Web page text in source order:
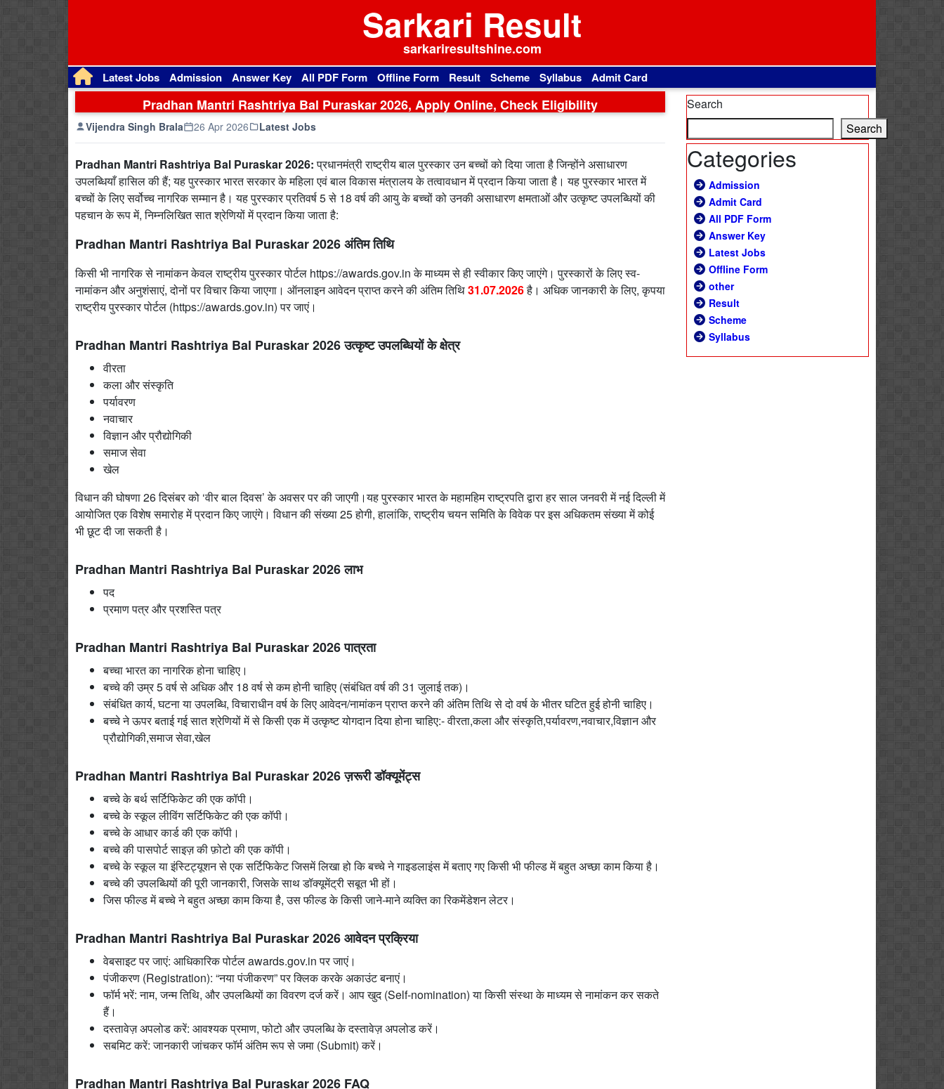
Sarkari Result
sarkariresultshine.com
Latest Jobs Admission Answer Key All PDF Form Offline Form Result Scheme Syllabus Admit Card
Pradhan Mantri Rashtriya Bal Puraskar 2026, Apply Online, Check Eligibility
Vijendra Singh Brala 26 Apr 2026 Latest Jobs
Pradhan Mantri Rashtriya Bal Puraskar 2026:प्रधानमंत्री राष्ट्रीय बाल पुरस्कार उन बच्चों को दिया जाता है जिन्होंने असाधारण
उपलब्धियाँ हासिल की हैं; यह पुरस्कार भारत सरकार के महिला एवं बाल विकास मंत्रालय के तत्वावधान में प्रदान किया जाता है। यह पुरस्कार भारत में
बच्चों के लिए सर्वोच्च नागरिक सम्मान है। यह पुरस्कार प्रतिवर्ष 5 से 18 वर्ष की आयु के बच्चों को उनकी असाधारण क्षमताओं और उत्कृष्ट उपलब्धियों की
पहचान के रूप में, निम्नलिखित सात श्रेणियों में प्रदान किया जाता है:
Pradhan Mantri Rashtriya Bal Puraskar 2026 अंतिम तिथि
किसी भी नागरिक से नामांकन केवल राष्ट्रीय पुरस्कार पोर्टल https://awards.gov.in के माध्यम से ही स्वीकार किए जाएंगे। पुरस्कारों के लिए स्व-
नामांकन और अनुशंसाएं, दोनों पर विचार किया जाएगा। ऑनलाइन आवेदन प्राप्त करने की अंतिम तिथि31.07.2026है। अधिक जानकारी के लिए, कृपया
राष्ट्रीय पुरस्कार पोर्टल (https://awards.gov.in) पर जाएं।
Pradhan Mantri Rashtriya Bal Puraskar 2026 उत्कृष्ट उपलब्धियों के क्षेत्र
वीरता
कला और संस्कृति
पर्यावरण
नवाचार
विज्ञान और प्रौद्योगिकी
समाज सेवा
खेल
विधान की घोषणा 26 दिसंबर को ‘वीर बाल दिवस’ के अवसर पर की जाएगी।यह पुरस्कार भारत के महामहिम राष्ट्रपति द्वारा हर साल जनवरी में नई दिल्ली में
आयोजित एक विशेष समारोह में प्रदान किए जाएंगे। विधान की संख्या 25 होगी, हालांकि, राष्ट्रीय चयन समिति के विवेक पर इस अधिकतम संख्या में कोई
भी छूट दी जा सकती है।
Pradhan Mantri Rashtriya Bal Puraskar 2026 लाभ
पद
प्रमाण पत्र और प्रशस्ति पत्र
Pradhan Mantri Rashtriya Bal Puraskar 2026 पात्रता
बच्चा भारत का नागरिक होना चाहिए।
बच्चे की उम्र 5 वर्ष से अधिक और 18 वर्ष से कम होनी चाहिए (संबंधित वर्ष की 31 जुलाई तक)।
संबंधित कार्य, घटना या उपलब्धि, विचाराधीन वर्ष के लिए आवेदन/नामांकन प्राप्त करने की अंतिम तिथि से दो वर्ष के भीतर घटित हुई होनी चाहिए।
बच्चे ने ऊपर बताई गई सात श्रेणियों में से किसी एक में उत्कृष्ट योगदान दिया होना चाहिए:- वीरता,कला और संस्कृति,पर्यावरण,नवाचार,विज्ञान और
प्रौद्योगिकी,समाज सेवा,खेल
Pradhan Mantri Rashtriya Bal Puraskar 2026 ज़रूरी डॉक्यूमेंट्स
बच्चे के बर्थ सर्टिफिकेट की एक कॉपी।
बच्चे के स्कूल लीविंग सर्टिफिकेट की एक कॉपी।
बच्चे के आधार कार्ड की एक कॉपी।
बच्चे की पासपोर्ट साइज़ की फ़ोटो की एक कॉपी।
बच्चे के स्कूल या इंस्टिट्यूशन से एक सर्टिफिकेट जिसमें लिखा हो कि बच्चे ने गाइडलाइंस में बताए गए किसी भी फील्ड में बहुत अच्छा काम किया है।
बच्चे की उपलब्धियों की पूरी जानकारी, जिसके साथ डॉक्यूमेंट्री सबूत भी हों।
जिस फील्ड में बच्चे ने बहुत अच्छा काम किया है, उस फील्ड के किसी जाने-माने व्यक्ति का रिकमेंडेशन लेटर।
Pradhan Mantri Rashtriya Bal Puraskar 2026 आवेदन प्रक्रिया
वेबसाइट पर जाएं: आधिकारिक पोर्टल awards.gov.in पर जाएं।
पंजीकरण (Registration): “नया पंजीकरण” पर क्लिक करके अकाउंट बनाएं।
फॉर्म भरें: नाम, जन्म तिथि, और उपलब्धियों का विवरण दर्ज करें। आप खुद (Self-nomination) या किसी संस्था के माध्यम से नामांकन कर सकते
हैं।
दस्तावेज़ अपलोड करें: आवश्यक प्रमाण, फोटो और उपलब्धि के दस्तावेज़ अपलोड करें।
सबमिट करें: जानकारी जांचकर फॉर्म अंतिम रूप से जमा (Submit) करें।
Pradhan Mantri Rashtriya Bal Puraskar 2026 FAQ
Search
Search
Categories
Admission
Admit Card
All PDF Form
Answer Key
Latest Jobs
Offline Form
other
Result
Scheme
Syllabus